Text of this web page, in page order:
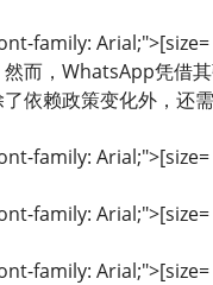
family:
而，WhatsApp凭借
依赖政策变化外，还
family:
family:
family: